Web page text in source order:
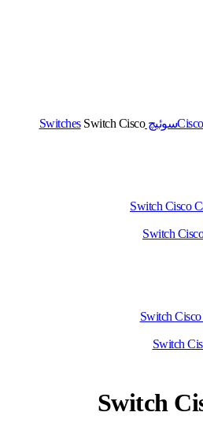
سوئیچ SwitchesSwitch Cisco
Switch
Switch
Switch